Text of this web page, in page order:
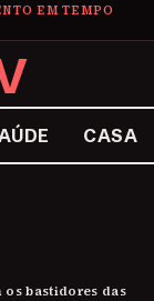
EM TEMPO
CASA
os bastidores das